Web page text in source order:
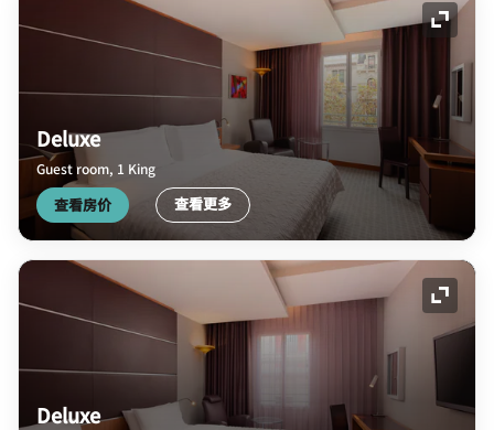
展开
Deluxe
Guest room, 1 King
查看房价 查看更多
展开
Deluxe